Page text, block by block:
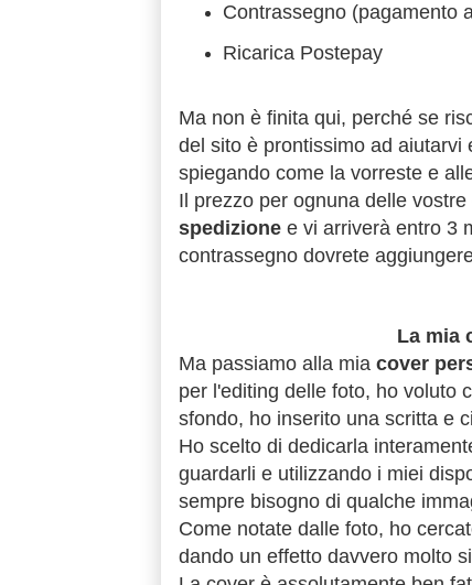
Contrassegno (pagamento
Ricarica Postepay
Ma non è finita qui, perché se
del sito è prontissimo ad aiutarvi
spiegando come la vorreste e
Il prezzo per ognuna delle vostre
spedizionee vi arriverà entro 3
contrassegno dovrete
La mia
Ma passiamo alla mia cover
per l'editing delle foto, ho voluto
sfondo, ho inserito una scritta e
Ho scelto di dedicarla
guardarli e utilizzando i miei
sempre bisogno di qualche
Come notate dalle foto, ho
dando un effetto davvero molto